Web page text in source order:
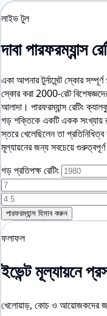
লাইভ টুল
দাবা পারফরম্যান্স
একা আপনার টুর্নামেন্ট স্কোর
স্কোর করা 2000-রেট
আলাদা। পারফরম্যান্স রেটিং
গড় শক্তিকে একটি একক সংখ্যায়
স্তরে খেলেছিলেন তা
মূল্যায়নের জন্য সবচেয়ে
গড় প্রতিপক্ষ রেটিং
পারফরম্যান্স হিসাব করুন
ফলাফল
ইভেন্ট মূল্যায়নে
খেলোয়াড়, কোচ ও আয়োজকদের